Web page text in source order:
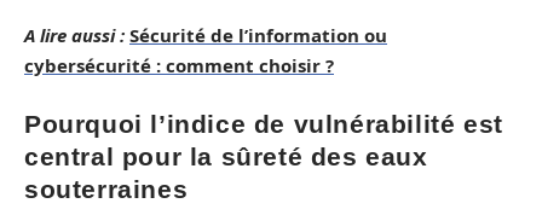
A lire aussi : Sécurité de l’information ou
cybersécurité : comment choisir ?
Pourquoi l’indice de vulnérabilité est
central pour la sûreté des eaux
souterraines